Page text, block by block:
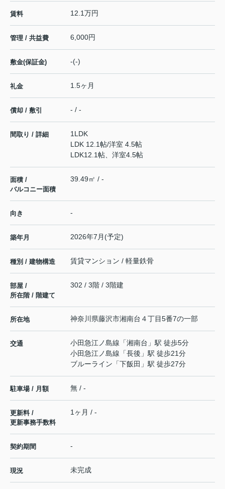
賃料 12.1万円
管理 / 共益費 6,000円
敷金(保証金) -(-)
礼金 1.5ヶ月
償却 / 敷引 - / -
間取り / 詳細
1LDK
LDK 12.1帖/洋室 4.5帖
LDK12.1帖、洋室4.5帖
面積 /
バルコニー面積
39.49㎡ / -
向き -
築年月 2026年7月(予定)
種別 / 建物構造 賃貸マンション / 軽量鉄骨
部屋 /
所在階 / 階建て
302 / 3階 / 3階建
所在地 神奈川県藤沢市湘南台 ４丁目5番7の一部
交通 小田急江ノ島線 「湘南台 」駅 徒歩5分
小田急江ノ島線 「長後 」駅 徒歩21分
ブルーライン 「下飯田 」駅 徒歩27分
駐車場 / 月額 無 / -
更新料 /
更新事務手数料
1ヶ月 / -
契約期間 -
現況 未完成